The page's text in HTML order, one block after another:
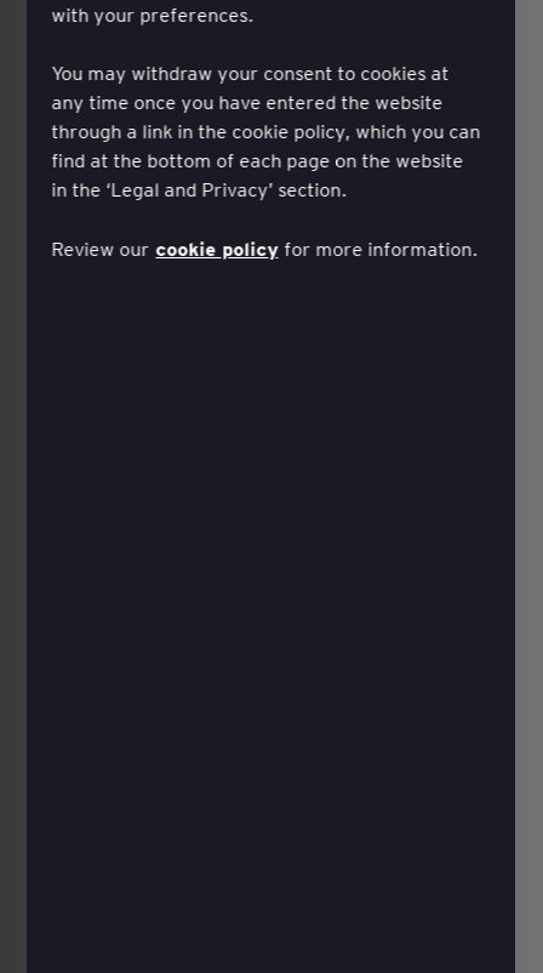
with your preferences.
You may withdraw your consent to cookies at
any time once you have entered the website
through a link in the cookie policy, which you can
find at the bottom of each page on the website
in the ‘Legal and Privacy’ section.
Review our cookie policy for more information.